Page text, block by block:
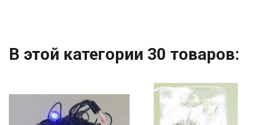
В этой категории 30 товаров: